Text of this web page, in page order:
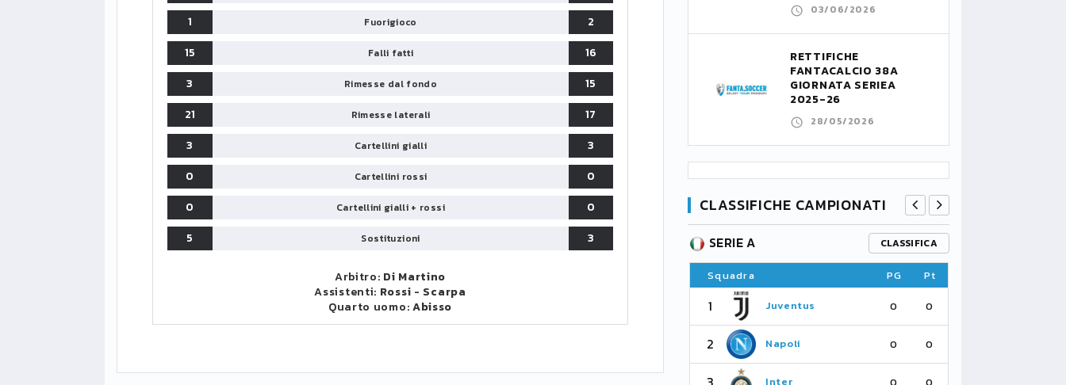
1
Fuorigioco
2
15
Falli fatti
16
3
Rimesse dal fondo
15
21
Rimesse laterali
17
3
Cartellini gialli
3
0
Cartellini rossi
0
0
Cartellini gialli + rossi
0
5
Sostituzioni 3
Arbitro: Di Martino
Assistenti: Rossi - Scarpa
Quarto uomo:Abisso
03/06/2026
RETTIFICHE
FANTACALCIO 38A
GIORNATA SERIEA
2025-26
28/05/2026
CLASSIFICHE CAMPIONATI
CLASSIFICA
Pt
34 76
Squadra
1
SERIE A CLASSIFICA
Squadra PG Pt
1 Juventus 0 0
2 Napoli 0 0
Inter 0 0